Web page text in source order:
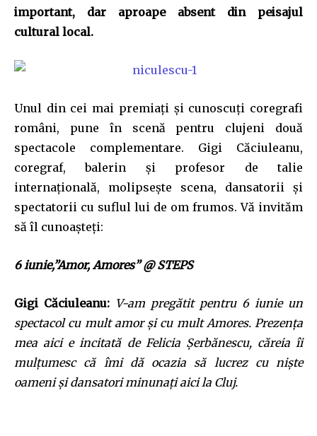
important, dar aproape absent din peisajul
cultural local.
Unul din cei mai premiaţi şi cunoscuţi coregrafi
români, pune în scenă pentru clujeni două
spectacole complementare. Gigi Căciuleanu,
coregraf, balerin şi profesor de talie
internaţională, molipseşte scena, dansatorii şi
spectatorii cu suflul lui de om frumos. Vă invităm
să îl cunoaşteţi:
6 iunie,”Amor, Amores” @ STEPS
Gigi Căciuleanu: V-am pregătit pentru 6 iunie un
spectacol cu mult amor şi cu mult Amores. Prezenţa
mea aici e incitată de Felicia Şerbănescu, căreia îi
mulţumesc că îmi dă ocazia să lucrez cu nişte
oameni şi dansatori minunaţi aici la Cluj.